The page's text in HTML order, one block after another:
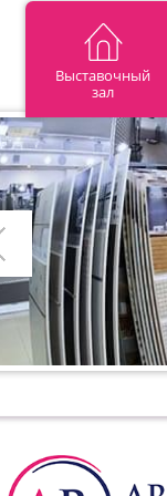
Выставочный
зал
Предыдущий